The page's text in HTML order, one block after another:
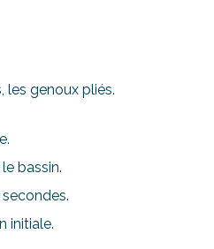
les genoux pliés.
bassin.
initiale.